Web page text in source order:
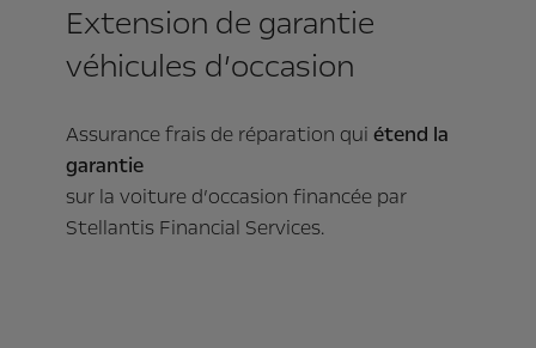
Extension de garantie
véhicules d’occasion
Assurance frais de réparation quiétend la
garantie
sur la voiture d’occasion financée par
Stellantis Financial Services.